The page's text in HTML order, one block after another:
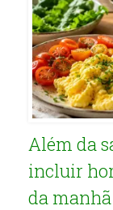
Além da
incluir
da manhã